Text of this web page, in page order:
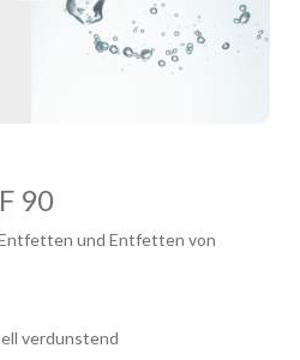
90
und Entfetten von
verdunstend